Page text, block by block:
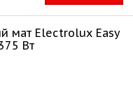
мат Electrolux Easy
Вт